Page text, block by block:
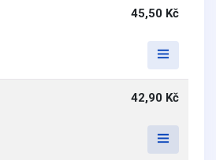
45,50 Kč
42,90 Kč